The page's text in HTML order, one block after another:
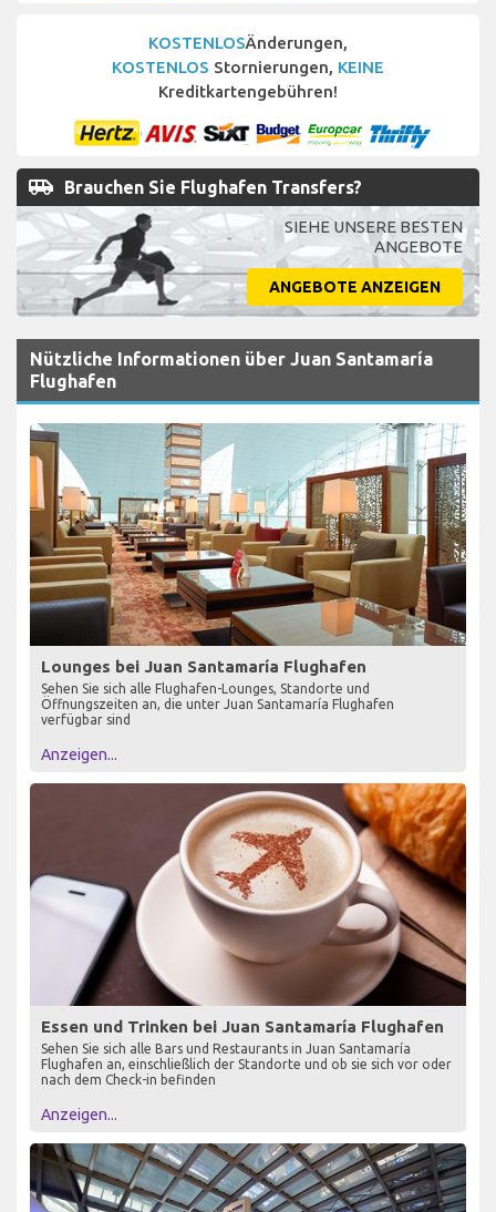
KOSTENLOSÄnderungen,
KOSTENLOS Stornierungen, KEINE
Kreditkartengebühren!
airport_shuttle Brauchen Sie Flughafen Transfers?
SIEHE UNSERE BESTEN
ANGEBOTE
ANGEBOTE ANZEIGEN
Nützliche Informationen über Juan Santamaría
Flughafen
Lounges bei Juan Santamaría Flughafen
Sehen Sie sich alle Flughafen-Lounges, Standorte und
Öffnungszeiten an, die unter Juan Santamaría Flughafen
verfügbar sind
Anzeigen...
Essen und Trinken bei Juan Santamaría Flughafen
Sehen Sie sich alle Bars und Restaurants in Juan Santamaría
Flughafen an, einschließlich der Standorte und ob sie sich vor oder
nach dem Check-in befinden
Anzeigen...